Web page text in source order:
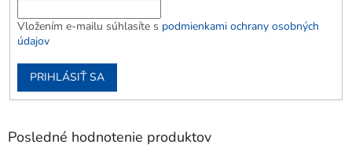
Vložením e-mailu súhlasíte s podmienkami ochrany osobných
údajov
PRIHLÁSIŤ SA
Posledné hodnotenie produktov